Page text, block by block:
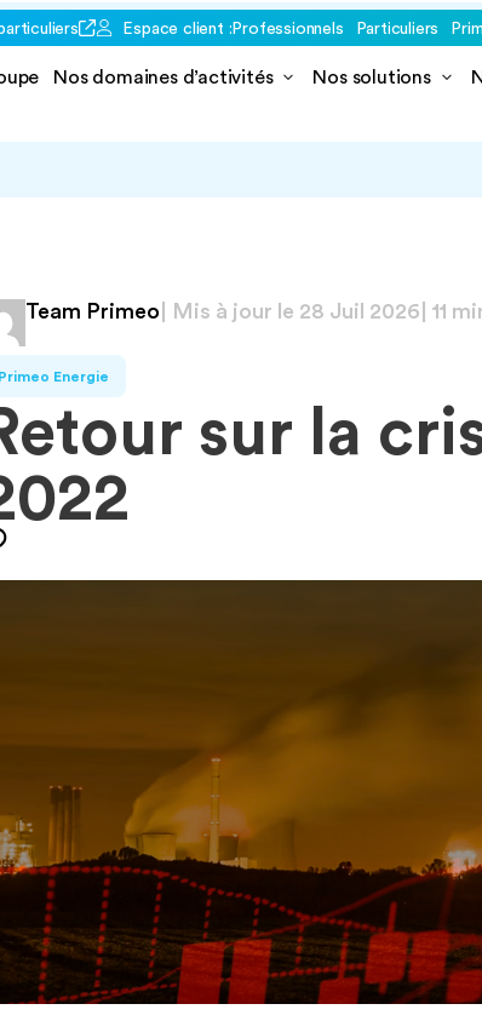
Espace client :Professionnels Particuliers
Nos domaines d’activités Nos solutions
Team Primeo| Mis à jour le 28 Juil 2026| 11
Primeo Energie
sur la